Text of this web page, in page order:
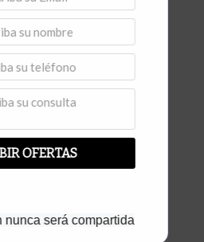
OFERTAS
nunca será compartida